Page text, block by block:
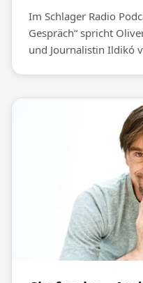
Im Schlager Radio
Gespräch“ spricht
und Journalistin Ildikó